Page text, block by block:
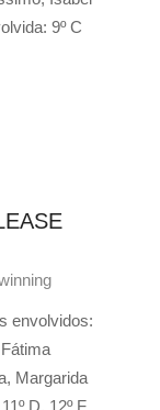
9º C
envolvidos:
Margarida
D, 12º F